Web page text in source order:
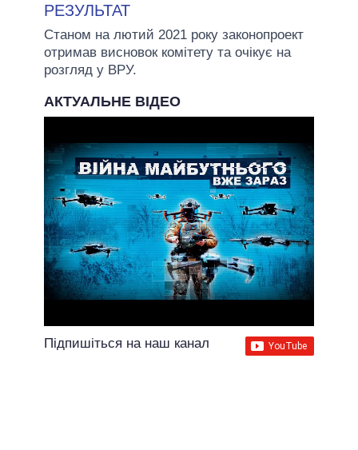
РЕЗУЛЬТАТ
Станом на лютий 2021 року законопроект
отримав висновок комітету та очікує на
розгляд у ВРУ.
АКТУАЛЬНЕ ВІДЕО
Підпишіться на наш канал